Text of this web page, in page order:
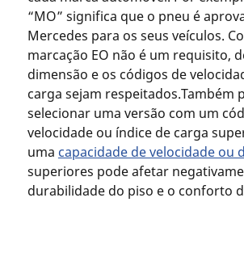
“MO” significa que o pneu é
Mercedes para os seus veículos.
marcação EO não é um requisito,
dimensão e os códigos de
carga sejam respeitados.Também
selecionar uma versão com um
velocidade ou índice de carga
uma capacidade de velocidade ou
superiores pode afetar
durabilidade do piso e o conforto